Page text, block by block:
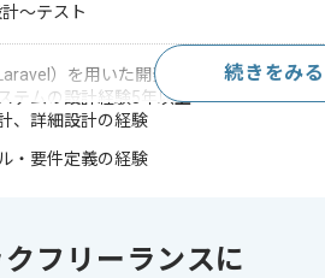
～テスト
）を用いた開発経験4年以上
テムの設計経験5年以上
、詳細設計の経験
・要件定義の経験
ーク Laravel
続きをみる
フリーランスに